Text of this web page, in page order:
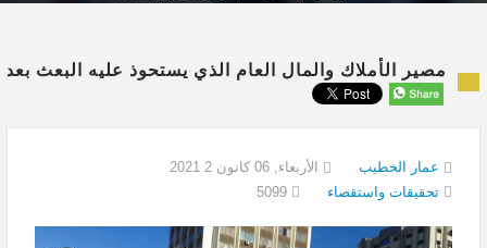
مصير الأملاك والمال العام الذي يستحوذ عليه البعث بعد
عمار الخطيب
الأربعاء, 06 كانون 2 2021
تحقيقات واستقصاء